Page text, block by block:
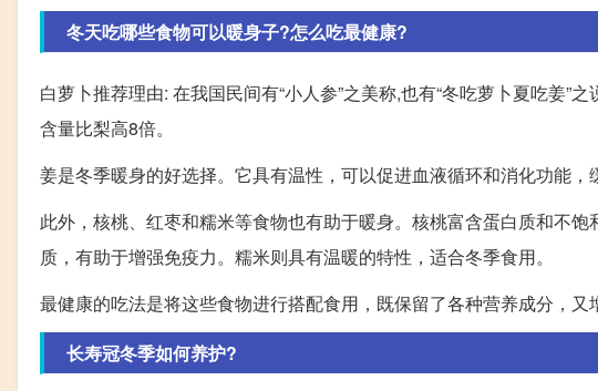
冬天吃哪些食物可以暖身子?怎么吃最健康?
白萝卜推荐理由: 在我国民间有“小人参”之美称,也有“冬吃萝卜夏吃姜”
含量比梨高8倍。
姜是冬季暖身的好选择。它具有温性，可以促进血液循环和消化功能，
此外，核桃、红枣和糯米等食物也有助于暖身。核桃富含蛋白质和不
质，有助于增强免疫力。糯米则具有温暖的特性，适合冬季食用。
最健康的吃法是将这些食物进行搭配食用，既保留了各种营养成分，又
长寿冠冬季如何养护?